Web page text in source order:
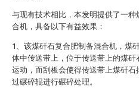
与现有技术相比，本发明提供了一种
合机，具备以下有益效果：
1、该煤矸石复合肥制备混合机，煤
体中传送带上，位于传送带上的煤矸
运动，而刮板会使得传送带上煤矸石
过碾碎辊进行碾碎处理。